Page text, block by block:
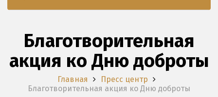
Благотворительная
акция ко Дню доброты
Главная
Пресс центр
Благотворительная акция ко Дню доброты